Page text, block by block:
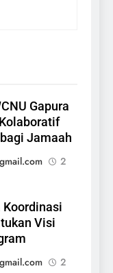
Gapura
Jamaah
2
Koordinasi
Visi
2